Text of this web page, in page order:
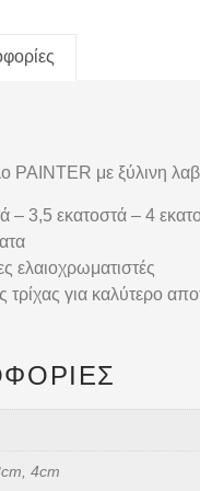
PAINTER με ξύλινη
– 3,5 εκατοστά – 4
ελαιοχρωματιστές
τρίχας για καλύτερο
4cm